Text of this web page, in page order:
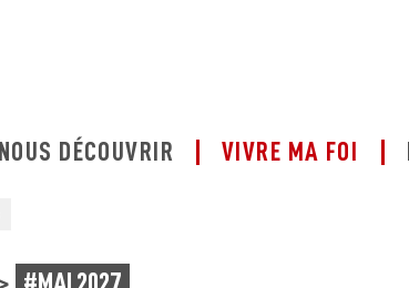
NOUS DÉCOUVRIR VIVRE MA FOI